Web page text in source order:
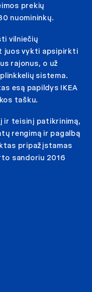
prekių
nuomininkų.
vilniečių
juos vykti apsipirkti
rajonus, o už
sistema.
esą papildys IKEA
tašku.
ir teisinį patikrinimą,
rengimą ir pagalbą
pripažįstamas
sandoriu 2016